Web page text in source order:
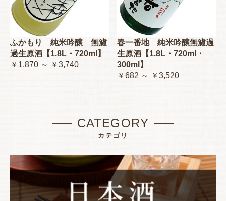
ふかもり 純米吟醸 無濾
過生原酒【1.8L・720ml】
￥1,870 ～ ￥3,740
春一番地 純米吟醸無濾過
生原酒【1.8L・720ml・
300ml】
￥682 ～ ￥3,520
CATEGORY
カテゴリ